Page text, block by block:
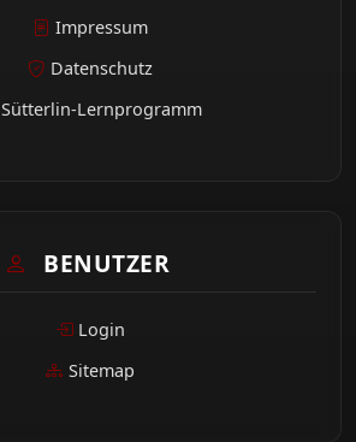
Impressum
Datenschutz
Sütterlin-Lernprogramm
BENUTZER
Login
Sitemap